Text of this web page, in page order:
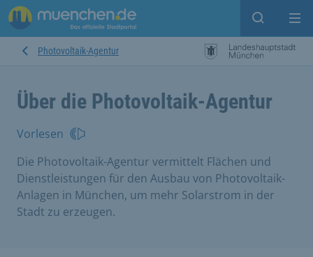
Suche
Photovoltaik-Agentur
Über die Photovoltaik-Agentur
Vorlesen
Die Photovoltaik-Agentur vermittelt Flächen und
Dienstleistungen für den Ausbau von Photovoltaik-
Anlagen in München, um mehr Solarstrom in der
Stadt zu erzeugen.